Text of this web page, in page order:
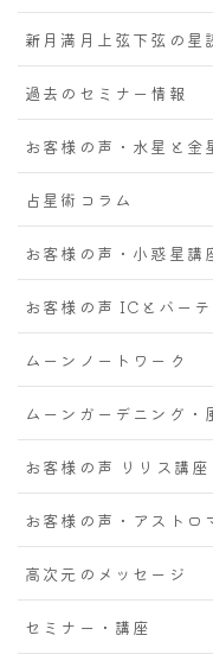
新月満月上弦下弦の星
過去のセミナー情報
お客様の声・水星と金
占星術コラム
お客様の声・小惑星講
お客様の声 ICとバー
ムーンノートワーク
ムーンガーデニング・
お客様の声 リリス講座
お客様の声・アストロ
高次元のメッセージ
セミナー・講座